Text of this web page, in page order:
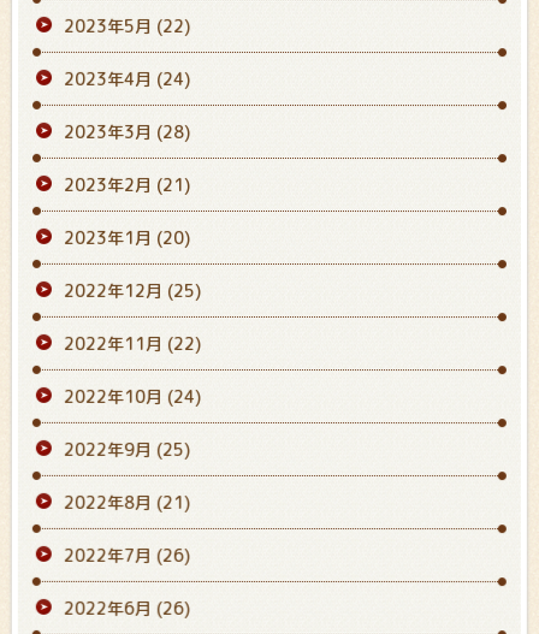
2023年5月 (22)
2023年4月 (24)
2023年3月 (28)
2023年2月 (21)
2023年1月 (20)
2022年12月 (25)
2022年11月 (22)
2022年10月 (24)
2022年9月 (25)
2022年8月 (21)
2022年7月 (26)
2022年6月 (26)